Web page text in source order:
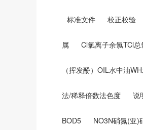
标准文件 校正校验
属 Cl氯离子余氯TCl
（挥发酚）OIL水中油
法/稀释倍数法色度 说
BOD5 NO3N硝氮(亚)